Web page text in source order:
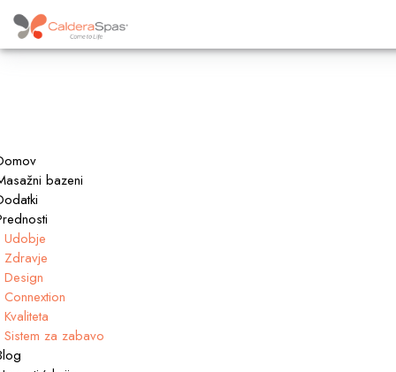
bazeni
Udobje
Zdravje
Design
Connextion
Kvaliteta
Sistem za zabavo